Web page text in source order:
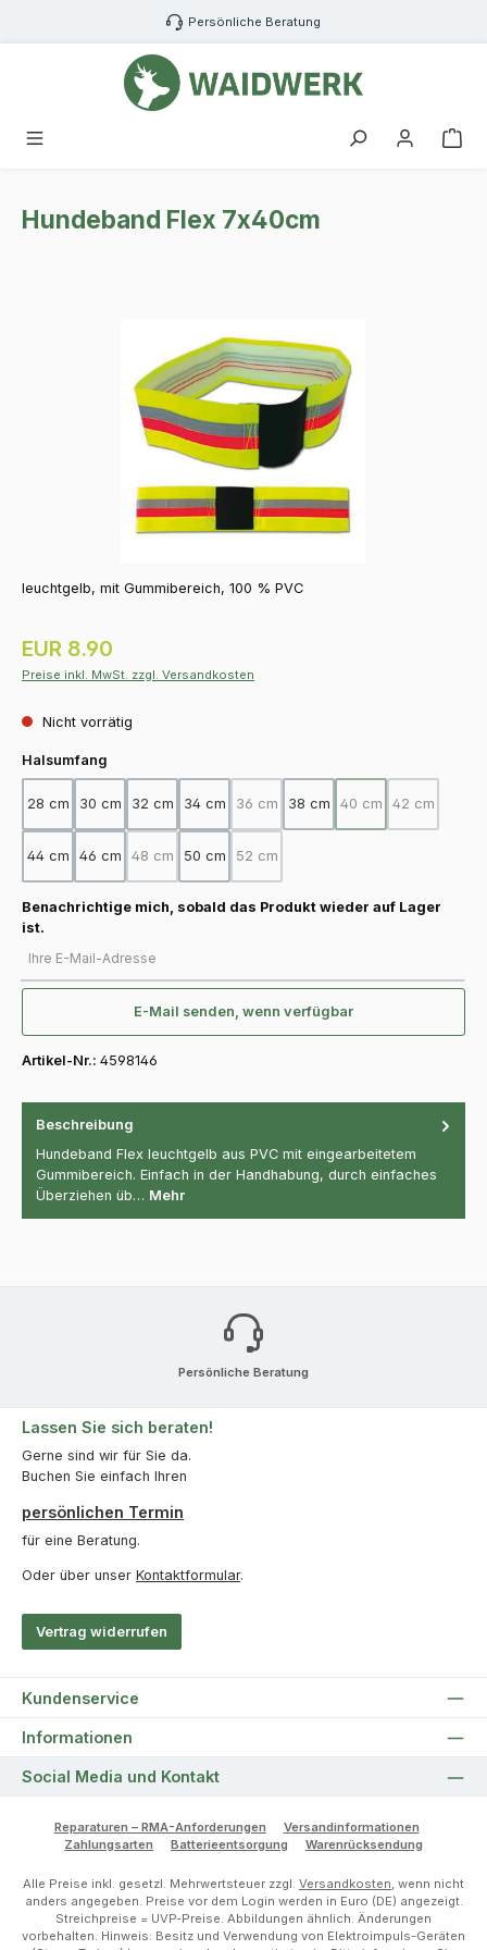
Zum Hauptinhalt springen Persönliche Beratung
Hundeband Flex 7x40cm
leuchtgelb, mit Gummibereich, 100 % PVC
Regulärer Preis:
EUR 8.90
Preise inkl. MwSt. zzgl. Versandkosten
Nicht vorrätig
Halsumfang
28 cm 30 cm 32 cm 34 cm 36 cm
(Diese Option ist zurzeit nicht
38 cm 40 cm
(Diese Option ist
42 cm
(Diese
44 cm 46 cm 48 cm
(Diese Option ist zurzeit nicht verfügbar.)
50 cm 52 cm
(Diese Option ist zurzeit nicht
Benachrichtige mich, sobald das Produkt wieder auf Lager
ist.
E-Mail senden, wenn verfügbar
Artikel-Nr.: 4598146
Beschreibung
Hundeband Flex leuchtgelb aus PVC mit eingearbeitetem
Gummibereich. Einfach in der Handhabung, durch einfaches
Überziehen üb… Mehr
Persönliche Beratung
Lassen Sie sich beraten!
Gerne sind wir für Sie da.
Buchen Sie einfach Ihren
persönlichen Termin
für eine Beratung.
Oder über unser Kontaktformular.
Vertrag widerrufen
Kundenservice
Informationen
Social Media und Kontakt
Reparaturen – RMA-Anforderungen
Versandinformationen
Zahlungsarten
Batterieentsorgung Warenrücksendung
Alle Preise inkl. gesetzl. Mehrwertsteuer zzgl. Versandkosten, wenn nicht
anders angegeben. Preise vor dem Login werden in Euro (DE) angezeigt.
Streichpreise = UVP-Preise. Abbildungen ähnlich. Änderungen
vorbehalten. Hinweis: Besitz und Verwendung von Elektroimpuls-Geräten